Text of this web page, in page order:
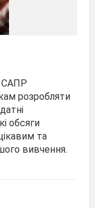
САПР
розробляти
обсяги
та
вивчення.